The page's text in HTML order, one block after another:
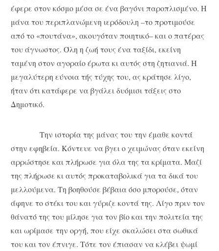
έφερε στον κόσμο μέσα σε ένα βαγόνι παροπλισμένο. Η
μάνα του περιπλανώμενη ιερόδουλη –το προτιμούσε
από το «πουτάνα», ακουγόταν ποιητικό– και ο πατέρας
του άγνωστος. Όλη η ζωή τους ένα ταξίδι, εκείνη
ταμένη στον αγοραίο έρωτα κι αυτός στη ζητιανιά. Η
μεγαλύτερη εύνοια τής τύχης του, ας κράτησε λίγο,
ήταν ότι κατάφερε να βγάλει δυόμισι τάξεις στο
Δημοτικό.
Την ιστορία της μάνας του την έμαθε κοντά
στην εφηβεία. Κόντευε να βγει ο χειμώνας όταν εκείνη
αρρώστησε και πλήρωσε για όλα της τα κρίματα. Μαζί
της πλήρωσε κι αυτός προκαταβολικά για τα δικά του
μελλούμενα. Τη βοηθούσε βέβαια όσο μπορούσε, όταν
άφηνε το στέκι του και γύριζε κοντά της. Λίγο πριν τον
θάνατό της του μίλησε για τον βίο και την πολιτεία της
και ωρίμασε την οργή, που είχε σκαλώσει στα σωθικά
του και τον έπνιγε. Τότε τον έπιασαν να κλέβει ψωμί